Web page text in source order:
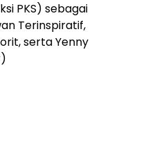
PKS) sebagai
Terinspiratif,
serta Yenny